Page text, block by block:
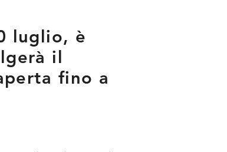
luglio, è
il
fino a